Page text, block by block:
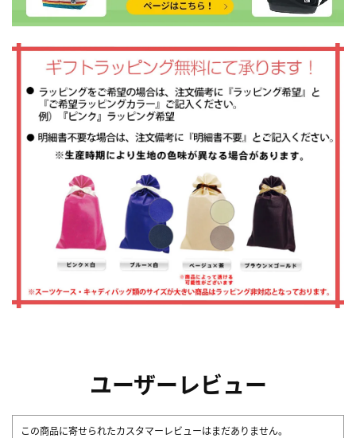
ユーザーレビュー
この商品に寄せられたカスタマーレビューはまだありません。